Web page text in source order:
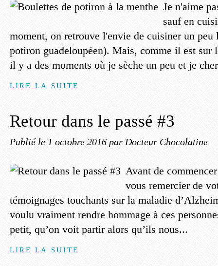
Je n'aime
sauf en
moment, on retrouve l'envie de cuisiner un peu
potiron guadeloupéen). Mais, comme il est sur
il y a des moments où je sèche un peu et je
LIRE LA SUITE
Retour dans le passé #3
Publié le 1 octobre 2016 par Docteur Chocolatine
Avant de
vous remercier de
témoignages touchants sur la maladie
voulu vraiment rendre hommage à ces
petit, qu’on voit partir alors qu’ils nous...
LIRE LA SUITE